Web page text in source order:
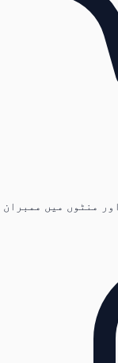
منٹوں میں ممبران